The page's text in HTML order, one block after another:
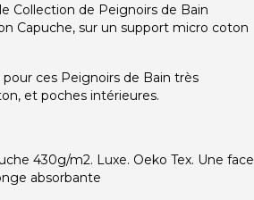
Collection de Peignoirs de Bain
Capuche, sur un support micro coton
ces Peignoirs de Bain très
et poches intérieures.
430g/m2. Luxe. Oeko Tex. Une face
absorbante